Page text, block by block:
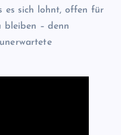
es sich lohnt, offen für
bleiben – denn